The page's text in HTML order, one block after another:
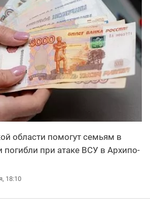
области помогут семьям в
погибли при атаке ВСУ в Архипо-
18:10